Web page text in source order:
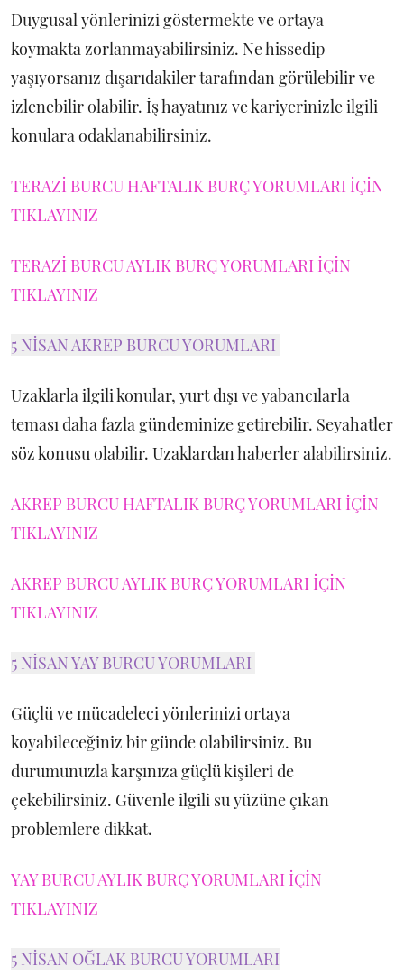
Duygusal yönlerinizi göstermekte ve ortaya
koymakta zorlanmayabilirsiniz. Ne hissedip
yaşıyorsanız dışarıdakiler tarafından görülebilir ve
izlenebilir olabilir. İş hayatınız ve kariyerinizle ilgili
konulara odaklanabilirsiniz.
TERAZİ BURCU HAFTALIK BURÇ YORUMLARI İÇİN
TIKLAYINIZ
TERAZİ BURCU AYLIK BURÇ YORUMLARI İÇİN
TIKLAYINIZ
5 NİSAN AKREP BURCU YORUMLARI
Uzaklarla ilgili konular, yurt dışı ve yabancılarla
teması daha fazla gündeminize getirebilir. Seyahatler
söz konusu olabilir. Uzaklardan haberler alabilirsiniz.
AKREP BURCU HAFTALIK BURÇ YORUMLARI İÇİN
TIKLAYINIZ
AKREP BURCU AYLIK BURÇ YORUMLARI İÇİN
TIKLAYINIZ
5 NİSAN YAY BURCU YORUMLARI
Güçlü ve mücadeleci yönlerinizi ortaya
koyabileceğiniz bir günde olabilirsiniz. Bu
durumunuzla karşınıza güçlü kişileri de
çekebilirsiniz. Güvenle ilgili su yüzüne çıkan
problemlere dikkat.
YAY BURCU AYLIK BURÇ YORUMLARI İÇİN
TIKLAYINIZ
5 NİSAN OĞLAK BURCU YORUMLARI